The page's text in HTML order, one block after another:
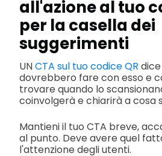
all'azione al tuo
per la casella dei
suggerimenti
UNCTA sul tuo codice QR
dovrebbero fare con esso e
trovare quando lo
coinvolgerà e chiarirà a cosa
Mantieni il tuo CTA breve,
al punto. Deve avere quel
l'attenzione degli utenti.